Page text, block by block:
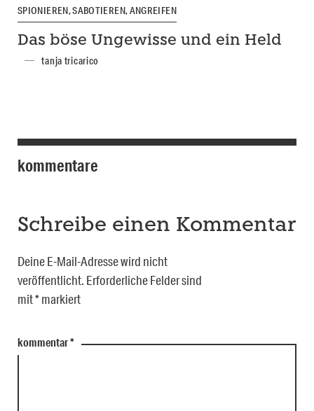
SPIONIEREN, SABOTIEREN, ANGREIFEN
Das böse Ungewisse und ein Held
tanja tricarico
kommentare
Schreibe einen Kommentar
Deine E-Mail-Adresse wird nicht
veröffentlicht. Erforderliche Felder sind
mit*markiert
kommentar*